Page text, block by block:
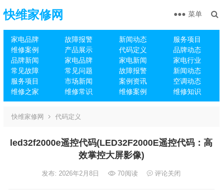
快维家修网
家电品牌 故障报警 新闻动态
服务项目
维修案例
产品展示 代码定义
品牌动态
品牌新闻
家电品牌 家电新闻
家电行业
常见故障
常见问题 故障报警
新闻动态
服务项目
市场新闻 案例资讯
空调动态
维修之家
维修常识 维修案例 维修知识
菜单
快维家修网 代码定义
led32f2000e遥控代码(LED32F2000E遥控代码：高
效掌控大屏影像)
发布: 2026年2月8日 70阅读 评论关闭